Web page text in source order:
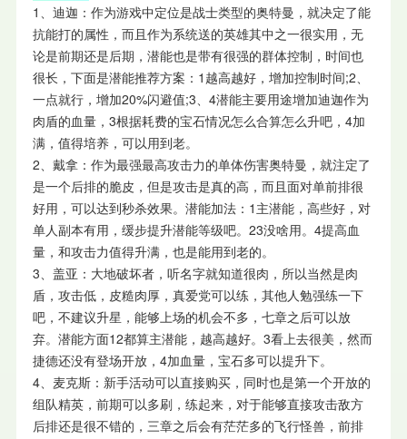
1、迪迦：作为游戏中定位是战士类型的奥特曼，就决定了能
抗能打的属性，而且作为系统送的英雄其中之一很实用，无
论是前期还是后期，潜能也是带有很强的群体控制，时间也
很长，下面是潜能推荐方案：1越高越好，增加控制时间;2、
一点就行，增加20%闪避值;3、4潜能主要用途增加迪迦作为
肉盾的血量，3根据耗费的宝石情况怎么合算怎么升吧，4加
满，值得培养，可以用到老。
2、戴拿：作为最强最高攻击力的单体伤害奥特曼，就注定了
是一个后排的脆皮，但是攻击是真的高，而且面对单前排很
好用，可以达到秒杀效果。潜能加法：1主潜能，高些好，对
单人副本有用，缓步提升潜能等级吧。23没啥用。4提高血
量，和攻击力值得升满，也是能用到老的。
3、盖亚：大地破坏者，听名字就知道很肉，所以当然是肉
盾，攻击低，皮糙肉厚，真爱党可以练，其他人勉强练一下
吧，不建议升星，能够上场的机会不多，七章之后可以放
弃。潜能方面12都算主潜能，越高越好。3看上去很美，然而
捷德还没有登场开放，4加血量，宝石多可以提升下。
4、麦克斯：新手活动可以直接购买，同时也是第一个开放的
组队精英，前期可以多刷，练起来，对于能够直接攻击敌方
后排还是很不错的，三章之后会有茫茫多的飞行怪兽，前排